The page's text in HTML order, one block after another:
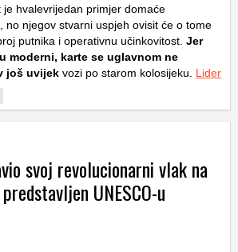
je hvalevrijedan primjer domaće
no njegov stvarni uspjeh ovisit će o tome
putnika i operativnu učinkovitost. Jer
moderni, karte se uglavnom ne
još uvijek vozi po starom kolosijeku. Lider
svoj revolucionarni vlak na
UNESCO-u